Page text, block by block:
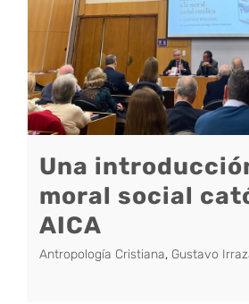
Una
moral social
AICA
Antropología Cristiana, Gustavo